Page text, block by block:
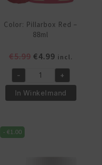
Color: Pillarbox Red –
88ml
€5.99 Oorspronkelijke
was:
€5.99.
€4.99Huidige
prijs
is:
€4.99.
incl.
Color:
Pillarbox
Red
88ml
aantal
- +
In Winkelmand
-€1.00